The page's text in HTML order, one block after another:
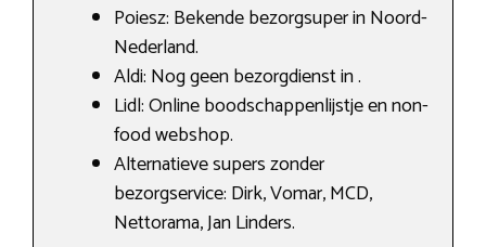
Poiesz: Bekende bezorgsuper in Noord-
Nederland.
Aldi: Nog geen bezorgdienst in .
Lidl: Online boodschappenlijstje en non-
food webshop.
Alternatieve supers zonder
bezorgservice: Dirk, Vomar, MCD,
Nettorama, Jan Linders.